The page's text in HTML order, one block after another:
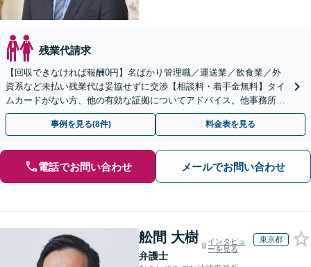
残業代請求
【回収できなければ報酬0円】名ばかり管理職／運送業／飲食業／外
資系など未払い残業代は妥協せずに交渉【相談料・着手金無料】タイ
ムカードがない方、他の有効な証拠についてアドバイス。他事務所で
断られた方もご相談ください。あなたの権利を守ります！
事例を見る(8件) 料金表を見る
電話でお問い合わせ メールでお問い合わせ
舩間 大樹
弁護士
インタビュ
ーを見る
東京都